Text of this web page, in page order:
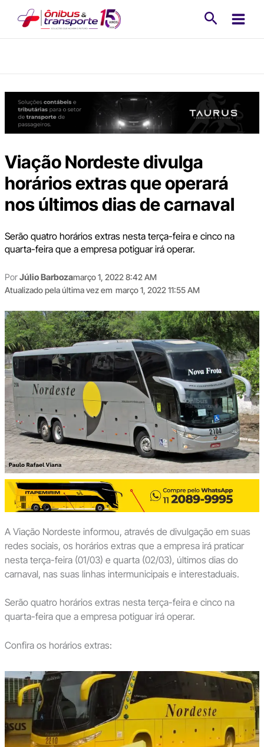
Viação Nordeste divulga
horários extras que operará
nos últimos dias de carnaval
Serão quatro horários extras nesta terça-feira e cinco na
quarta-feira que a empresa potiguar irá operar.
PorJúlio Barbozamarço 1, 2022 8:42 AM
Atualizado pela última vez em março 1, 2022 11:55 AM
A Viação Nordeste informou, através de divulgação em suas
redes sociais, os horários extras que a empresa irá praticar
nesta terça-feira (01/03) e quarta (02/03), últimos dias do
carnaval, nas suas linhas intermunicipais e interestaduais.
Serão quatro horários extras nesta terça-feira e cinco na
quarta-feira que a empresa potiguar irá operar.
Confira os horários extras: